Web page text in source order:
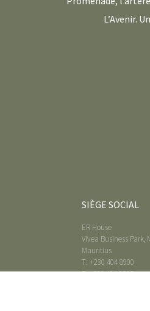
L’Avenir.
SIÈGE SOCIAL
ER House
Vivea Business Park,
Mauritius
T: +230 404 8900
F: +230 404 9565